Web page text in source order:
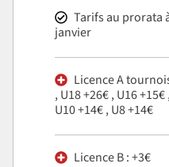
Tarifs au prorata
janvier
Licence A
, U18 +26€ , U16
U10 +14€ , U8 +14€
Licence B : +3€